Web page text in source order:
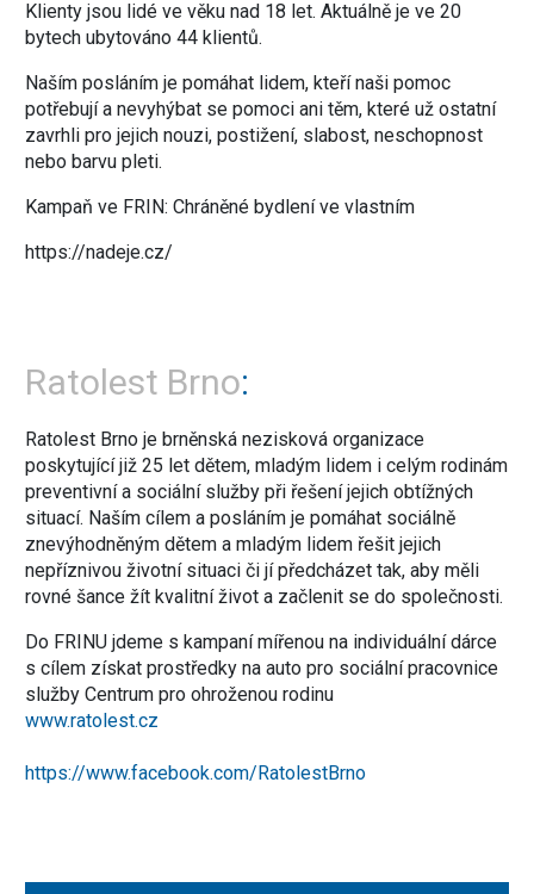
Klienty jsou lidé ve věku nad 18 let. Aktuálně je ve 20
bytech ubytováno 44 klientů.
Naším posláním je pomáhat lidem, kteří naši pomoc
potřebují a nevyhýbat se pomoci ani těm, které už ostatní
zavrhli pro jejich nouzi, postižení, slabost, neschopnost
nebo barvu pleti.
Kampaň ve FRIN: Chráněné bydlení ve vlastním
https://nadeje.cz/
Ratolest Brno
Ratolest Brno je brněnská nezisková organizace
poskytující již 25 let dětem, mladým lidem i celým rodinám
preventivní a sociální služby při řešení jejich obtížných
situací. Naším cílem a posláním je pomáhat sociálně
znevýhodněným dětem a mladým lidem řešit jejich
nepříznivou životní situaci či jí předcházet tak, aby měli
rovné šance žít kvalitní život a začlenit se do společnosti.
Do FRINU jdeme s kampaní mířenou na individuální dárce
s cílem získat prostředky na auto pro sociální pracovnice
služby Centrum pro ohroženou rodinu
www.ratolest.cz
https://www.facebook.com/RatolestBrno